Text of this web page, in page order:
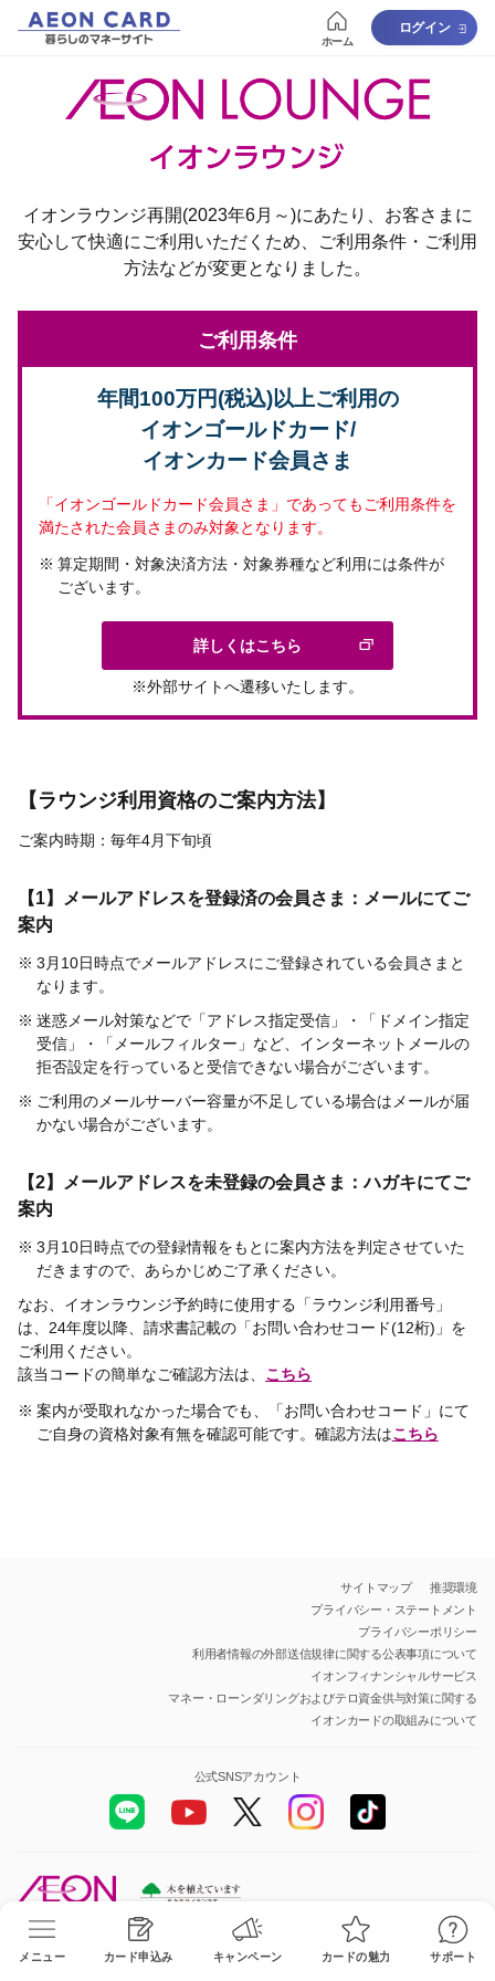
ホーム
ログイン
イオンラウンジ再開(2023年6月～)にあたり、 お客さまに
安心して快適にご利用いただくため、
ご利用条件・ご利用
方法などが変更となりました。
ご利用条件
年間100万円(税込)以上ご利用の
イオンゴールドカード/
イオンカード会員さま
「イオンゴールドカード会員さま」であってもご利用条件を
満たされた会員さまのみ対象となります。
算定期間・対象決済方法・対象券種など利用には条件が
ございます。
詳しくはこちら
※外部サイトへ遷移いたします。
【ラウンジ利用資格のご案内方法】
ご案内時期：毎年4月下旬頃
【1】メールアドレスを登録済の会員さま：メールにてご
案内
3月10日時点でメールアドレスにご登録されている会員さまと
なります。
迷惑メール対策などで「アドレス指定受信」・「ドメイン指定
受信」・「メールフィルター」など、インターネットメールの
拒否設定を行っていると受信できない場合がございます。
ご利用のメールサーバー容量が不足している場合はメールが届
かない場合がございます。
【2】メールアドレスを未登録の会員さま：ハガキにてご
案内
3月10日時点での登録情報をもとに案内方法を判定させていた
だきますので、あらかじめご了承ください。
なお、イオンラウンジ予約時に使用する「ラウンジ利用番号」
は、 24年度以降、請求書記載の「お問い合わせコード(12桁)」を
ご利用ください。
該当コードの簡単なご確認方法は、 こちら
案内が受取れなかった場合でも、「お問い合わせコード」にて
ご自身の資格対象有無を確認可能です。確認方法はこちら
サイトマップ
推奨環境
プライバシー・ステートメント
プライバシーポリシー
利用者情報の外部送信規律に関する公表事項について
イオンフィナンシャルサービス
マネー・ローンダリングおよびテロ資金供与対策に関する
イオンカードの取組みについて
All Rights Reserved.Copyright© AEON Financial Service Co.,Ltd.
公式SNSアカウント
メニュー カード申込み キャンペーン カードの魅力 サポート